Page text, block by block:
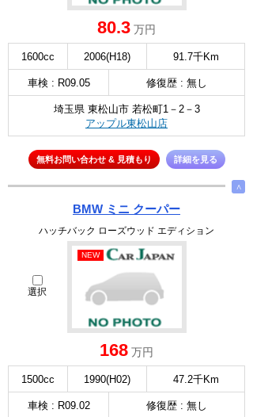
80.3 万円
1600cc 2006(H18) 91.7千Km
車検 : R09.05 修復歴 : 無し
埼玉県 東松山市 若松町1－2－3
アップル東松山店
無料お問い合わせ & 見積もり 詳細を見る
∧
BMW ミニ クーパー
ハッチバック ローズウッド エディション
選択
NEW
168 万円
1500cc 1990(H02) 47.2千Km
車検 : R09.02 修復歴 : 無し